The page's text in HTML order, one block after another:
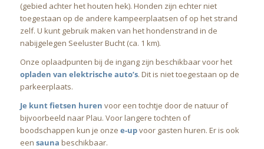
(gebied achter het houten hek). Honden zijn echter niet
toegestaan op de andere kampeerplaatsen of op het strand
zelf. U kunt gebruik maken van het hondenstrand in de
nabijgelegen Seeluster Bucht (ca. 1 km).
Onze oplaadpunten bij de ingang zijn beschikbaar voor het
opladen van elektrische auto’s. Dit is niet toegestaan op de
parkeerplaats.
Je kunt fietsen huren voor een tochtje door de natuur of
bijvoorbeeld naar Plau. Voor langere tochten of
boodschappen kun je onze e-upvoor gasten huren. Er is ook
een sauna beschikbaar.